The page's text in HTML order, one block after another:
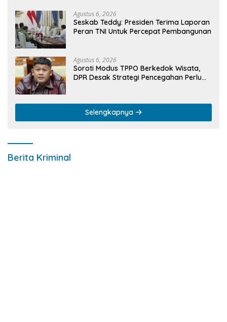
Agustus 6, 2026
Seskab Teddy: Presiden Terima Laporan
Peran TNI Untuk Percepat Pembangunan
Agustus 6, 2026
Soroti Modus TPPO Berkedok Wisata,
DPR Desak Strategi Pencegahan Perlu
Selengkapnya
Berita Kriminal